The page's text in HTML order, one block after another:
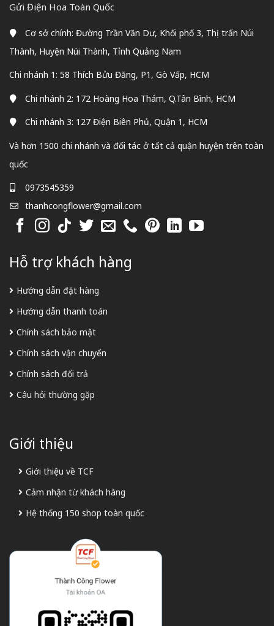
Gửi Điện Hoa Toàn Quốc
Cơ sở chính: Đường Trần Văn Dư, Khối phố 3, Thị trấn Núi
Thành, Huyện Núi Thành, Tỉnh Quảng Nam
Chi nhánh 1: 58 Thích Bửu Đăng, P1, Gò Vấp, HCM
Chi nhánh 2: 172 Hoàng Hoa Thám, Q.Tân Bình, HCM
Chi nhánh 3: 127 Điện Biên Phủ, Quận 1, HCM
Và hơn 1500 chi nhánh và đối tác ở tất cả quận huyện trên toàn
quốc
0973545359
thanhcongflower@gmail.com
Hỗ trợ khách hàng
Hướng dẫn đặt hàng
Hướng dẫn thanh toán
Chính sách bảo mật
Chính sách vận chuyển
Chính sách đổi trả
Câu hỏi thường gặp
Giới thiệu
Giới thiệu về TCF
Cảm nhận từ khách hàng
Hệ thống 150 shop toàn quốc